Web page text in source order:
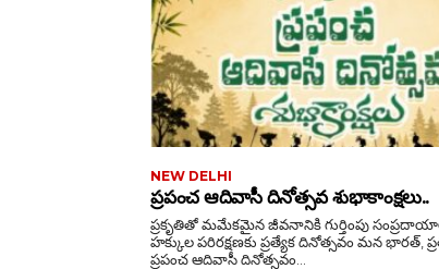
NEW DELHI
ప్రపంచ ఆదివాసీ దినోత్సవ శుభాకాంక్షలు..
ప్రకృతితో మమేకమైన జీవనానికి గుర్తింపు సంప్రదాయాలు, సంస్కృతి,
హక్కుల పరిరక్షణకు ప్రత్యేక దినోత్సవం మన భారత్, ప్రత్యేక కథనం:
ప్రపంచ ఆదివాసీ దినోత్సవం...